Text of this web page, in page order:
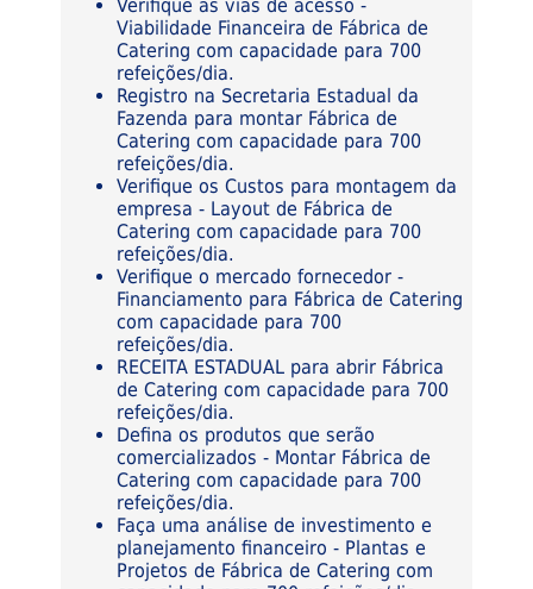
Verifique as vias de acesso -
Viabilidade Financeira de Fábrica de
Catering com capacidade para 700
refeições/dia.
Registro na Secretaria Estadual da
Fazenda para montar Fábrica de
Catering com capacidade para 700
refeições/dia.
Verifique os Custos para montagem da
empresa - Layout de Fábrica de
Catering com capacidade para 700
refeições/dia.
Verifique o mercado fornecedor -
Financiamento para Fábrica de Catering
com capacidade para 700
refeições/dia.
RECEITA ESTADUAL para abrir Fábrica
de Catering com capacidade para 700
refeições/dia.
Defina os produtos que serão
comercializados - Montar Fábrica de
Catering com capacidade para 700
refeições/dia.
Faça uma análise de investimento e
planejamento financeiro - Plantas e
Projetos de Fábrica de Catering com